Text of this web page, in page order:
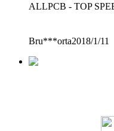
ALLPCB - TOP
Bru***orta2018/1/11